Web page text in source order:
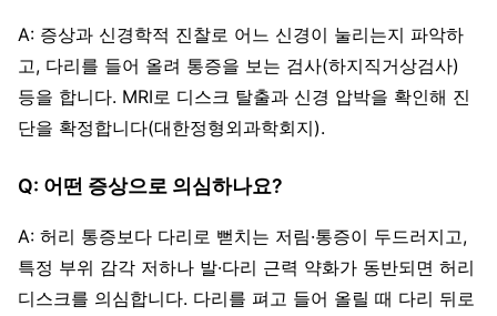
A: 증상과 신경학적 진찰로 어느 신경이 눌리는지 파악하
고, 다리를 들어 올려 통증을 보는 검사(하지직거상검사)
등을 합니다. MRI로 디스크 탈출과 신경 압박을 확인해 진
단을 확정합니다(대한정형외과학회지).
Q: 어떤 증상으로 의심하나요?
A: 허리 통증보다 다리로 뻗치는 저림·통증이 두드러지고,
특정 부위 감각 저하나 발·다리 근력 약화가 동반되면 허리
디스크를 의심합니다. 다리를 펴고 들어 올릴 때 다리 뒤로